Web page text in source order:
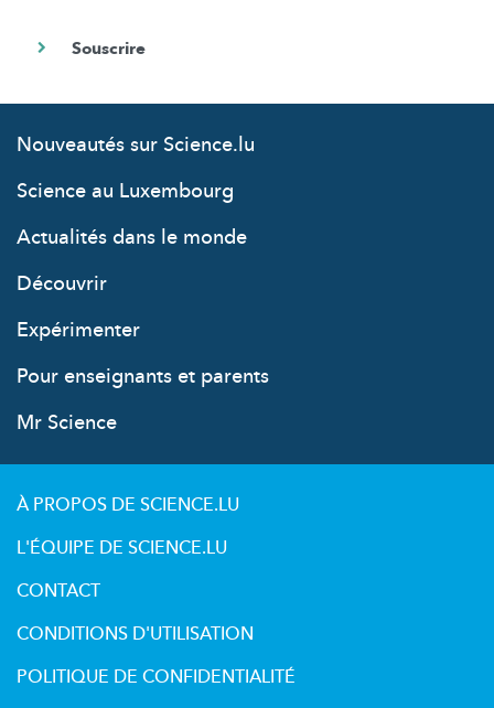
Nouveautés sur Science.lu
Science au Luxembourg
Actualités dans le monde
Découvrir
Expérimenter
Pour enseignants et parents
Mr Science
À PROPOS DE SCIENCE.LU
L'ÉQUIPE DE SCIENCE.LU
CONTACT
CONDITIONS D'UTILISATION
POLITIQUE DE CONFIDENTIALITÉ